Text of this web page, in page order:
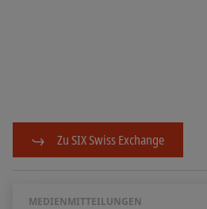
Zu SIX Swiss Exchange
MEDIENMITTEILUNGEN